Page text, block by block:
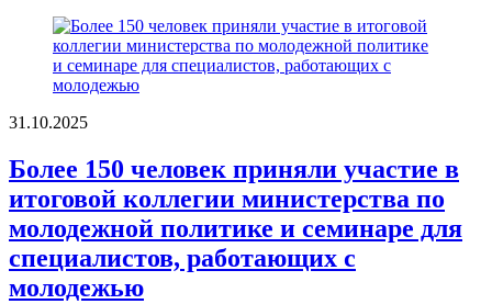
31.10.2025
Более 150 человек приняли участие в
итоговой коллегии министерства по
молодежной политике и семинаре для
специалистов, работающих с
молодежью